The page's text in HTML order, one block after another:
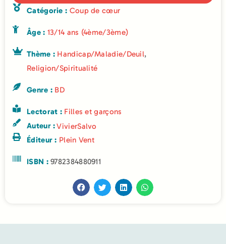
Catégorie : Coup de cœur
Âge : 13/14 ans (4ème/3ème)
Thème : Handicap/Maladie/Deuil,
Religion/Spiritualité
Genre : BD
Lectorat : Filles et garçons
Auteur :VivierSalvo
Éditeur : Plein Vent
ISBN :9782384880911